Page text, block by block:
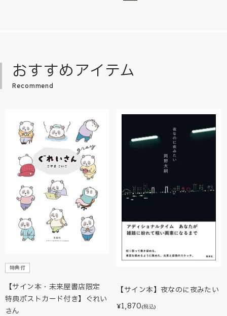
おすすめアイテム
Recommend
特典付
【サイン本・未来屋書店限定
特典ポストカード付き】ぐれい
さん
【サイン本】夜なのに夜みたい
¥1,870(税込)